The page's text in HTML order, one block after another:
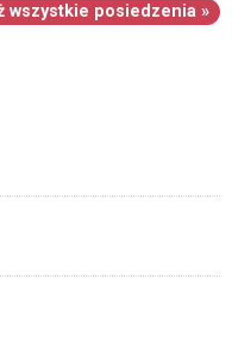
wszystkie posiedzenia »